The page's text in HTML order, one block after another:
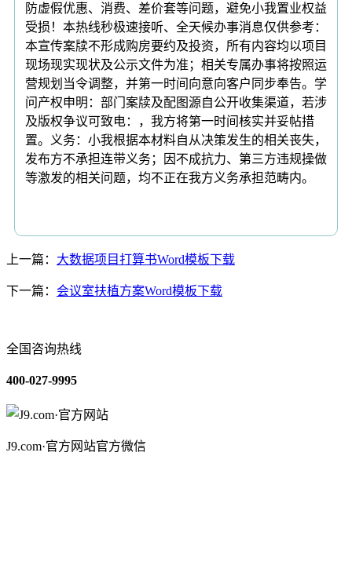
防虚假优惠、消费、差价套等问题，避免小我置业权益
受损！本热线秒极速接听、全天候办事消息仅供参考：
本宣传案牍不形成购房要约及投资，所有内容均以项目
现场现实现状及公示文件为准；相关专属办事将按照运
营规划当令调整，并第一时间向意向客户同步奉告。学
问产权申明：部门案牍及配图源自公开收集渠道，若涉
及版权争议可致电：，我方将第一时间核实并妥帖措
置。义务：小我根据本材料自从决策发生的相关丧失，
发布方不承担连带义务；因不成抗力、第三方违规操做
等激发的相关问题，均不正在我方义务承担范畴内。
上一篇： 大数据项目打算书Word模板下载
下一篇： 会议室扶植方案Word模板下载
全国咨询热线
400-027-9995
J9.com·官方网站官方微信